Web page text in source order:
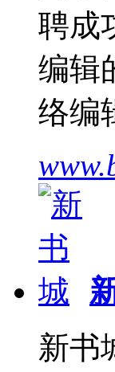
聘成
编辑
络编
新书